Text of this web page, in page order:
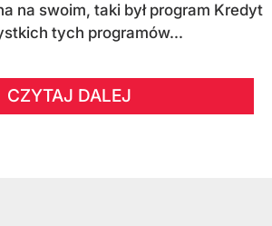
na swoim, taki był program Kredyt
tych programów...
CZYTAJ DALEJ